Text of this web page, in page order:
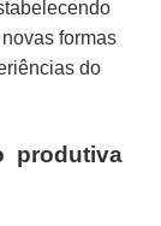
formas
do
produtiva